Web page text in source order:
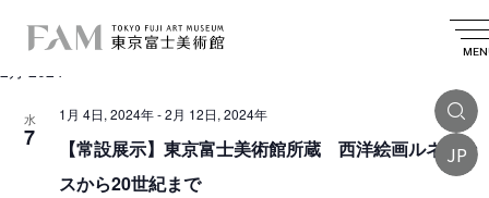
JP
ン
ト
を
リ
ス
表
示
2024.02.07 - 2024.04.01
を
2月 2024
水
7
【常設展示】東京富士美術館所蔵 西洋絵画ルネサン
スから20世紀まで
1月 4日, 2024年-2月 12日, 2024年